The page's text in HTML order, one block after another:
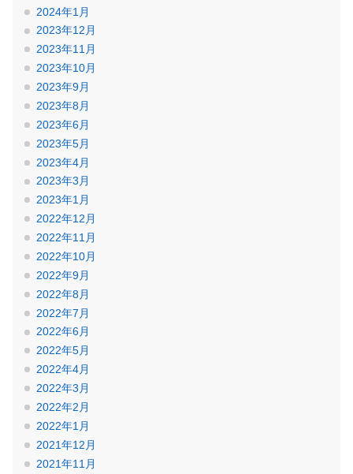
2024年1月
2023年12月
2023年11月
2023年10月
2023年9月
2023年8月
2023年6月
2023年5月
2023年4月
2023年3月
2023年1月
2022年12月
2022年11月
2022年10月
2022年9月
2022年8月
2022年7月
2022年6月
2022年5月
2022年4月
2022年3月
2022年2月
2022年1月
2021年12月
2021年11月